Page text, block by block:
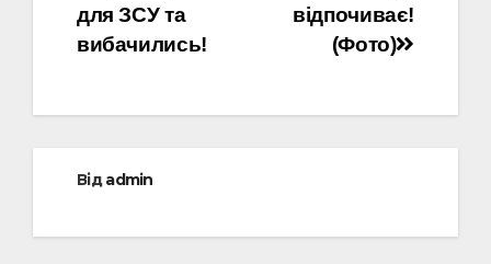
відпочиває!
(Фото)
для ЗСУ та
вибачились!
Відadmin